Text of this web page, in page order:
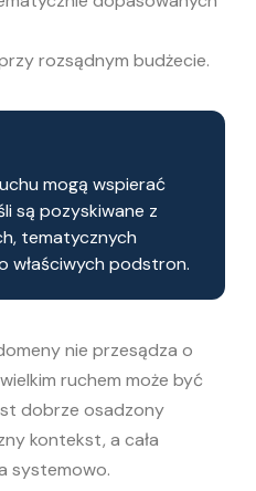
rozsądnym budżecie.
mogą wspierać
są pozyskiwane z
tematycznych
właściwych podstron.
nie przesądza o
ruchem może być
dobrze osadzony
kontekst, a cała
systemowo.